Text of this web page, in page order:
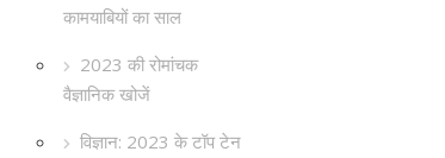
कामयाबियों का साल
2023 की रोमांचक
वैज्ञानिक खोजें
विज्ञान: 2023 के टॉप टेन